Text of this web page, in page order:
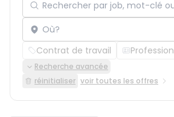
Localisation
Contrat de travail Profession
Recherche avancée
réinitialiser voir toutes les offres